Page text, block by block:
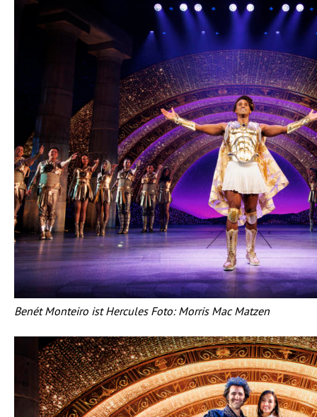
Benét Monteiro ist Hercules Foto: Morris Mac Matzen